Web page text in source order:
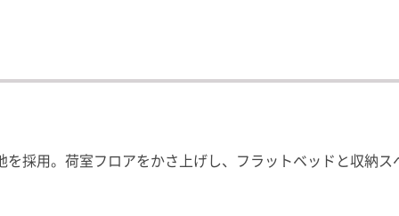
採用。荷室フロアをかさ上げし、フラットベッドと収納